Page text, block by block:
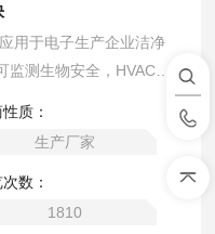
用于电子生产企业洁净
测生物安全，HVAC系
、医疗器械生产环境，医
、生化制品、食品卫
研部门等。
质：
生产厂家
数：
1810